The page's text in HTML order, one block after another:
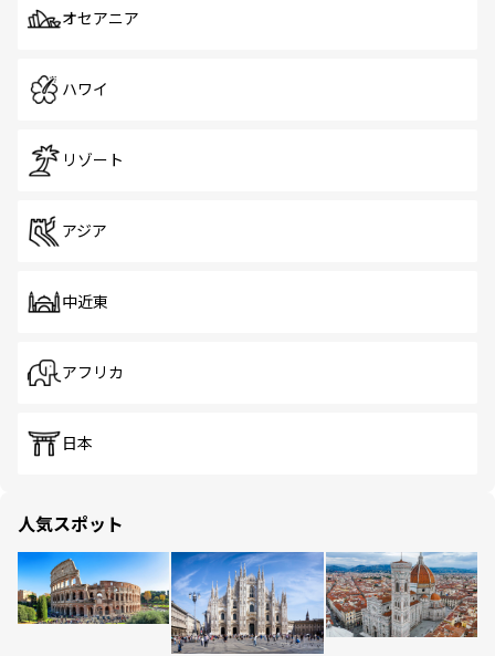
オセアニア
ハワイ
リゾート
アジア
中近東
アフリカ
日本
人気スポット